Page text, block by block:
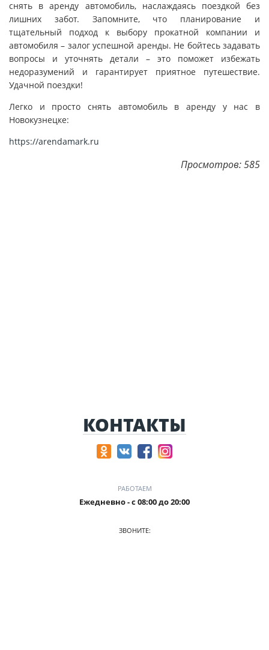
снять в аренду автомобиль, наслаждаясь поездкой без
лишних забот. Запомните, что планирование и
тщательный подход к выбору прокатной компании и
автомобиля – залог успешной аренды. Не бойтесь задавать
вопросы и уточнять детали – это поможет избежать
недоразумений и гарантирует приятное путешествие.
Удачной поездки!
Легко и просто снять автомобиль в аренду у нас в
Новокузнецке:
https://arendamark.ru
Просмотров: 585
КОНТАКТЫ
РАБОТАЕМ
Ежедневно - с 08:00 до 20:00
ЗВОНИТЕ: